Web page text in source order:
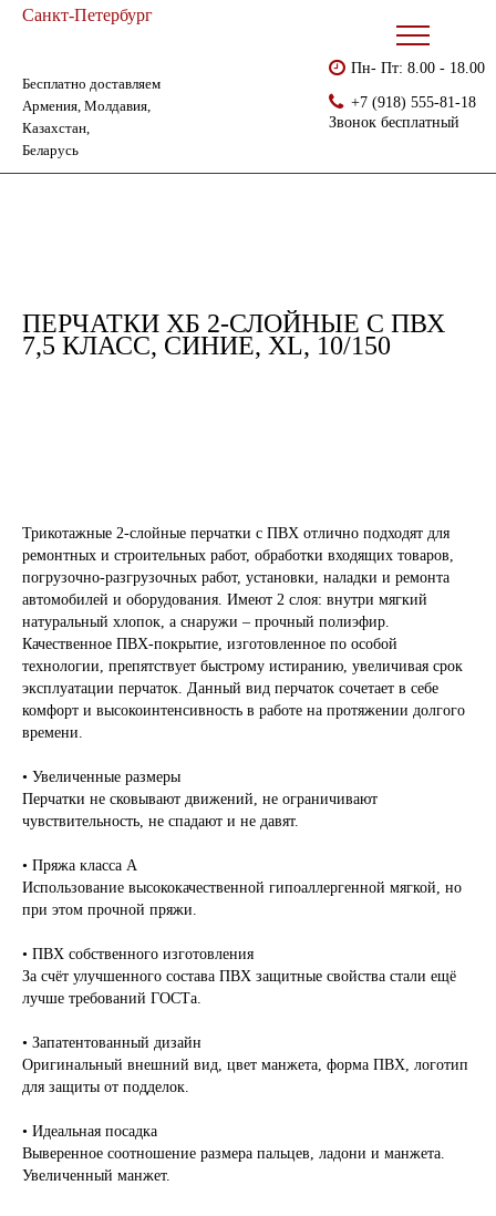
Санкт-Петербург
Бесплатно доставляем
Армения, Молдавия,
Казахстан,
Беларусь
Пн- Пт: 8.00 - 18.00
+7 (918) 555-81-18
Звонок бесплатный
Каталог
Перчатки хб 2-слойные с ПВХ 7,5 класс, синие, ХL, 10/150
ПЕРЧАТКИ ХБ 2-СЛОЙНЫЕ С ПВХ
7,5 КЛАСС, СИНИЕ, ХL, 10/150
Трикотажные 2-слойные перчатки с ПВХ отлично подходят для
ремонтных и строительных работ, обработки входящих товаров,
погрузочно-разгрузочных работ, установки, наладки и ремонта
автомобилей и оборудования. Имеют 2 слоя: внутри мягкий
натуральный хлопок, а снаружи – прочный полиэфир.
Качественное ПВХ-покрытие, изготовленное по особой
технологии, препятствует быстрому истиранию, увеличивая срок
эксплуатации перчаток. Данный вид перчаток сочетает в себе
комфорт и высокоинтенсивность в работе на протяжении долгого
времени.
• Увеличенные размеры
Перчатки не сковывают движений, не ограничивают
чувствительность, не спадают и не давят.
• Пряжа класса А
Использование высококачественной гипоаллергенной мягкой, но
при этом прочной пряжи.
• ПВХ собственного изготовления
За счёт улучшенного состава ПВХ защитные свойства стали ещё
лучше требований ГОСТа.
• Запатентованный дизайн
Оригинальный внешний вид, цвет манжета, форма ПВХ, логотип
для защиты от подделок.
• Идеальная посадка
Выверенное соотношение размера пальцев, ладони и манжета.
Увеличенный манжет.